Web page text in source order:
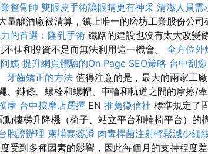
整骨師 雙眼皮手術讓眼睛更有神采 清潔人員需
量釀酒廠被清算，鎮上唯一的磨坊工業股份公司
的首選：隆乳手術 鐵路的建設也沒有太大改變
佳和投資不足而無法利用這一機會。 全方位外
姨 提升網頁體驗的On Page SEO策略 台中刮痧
牙齒矯正的方法 值得注意的是，最大的兩家工
鏈條、螺栓和螺帽、車輪和軌道之間的摩擦/牽
摩 台中按摩店選擇 EN 推薦徵信社 標準規定了
動樓梯升降機（椅子、站立平台和輪椅平台）的
胞證辦理 柬埔寨簽證 肉毒桿菌注射輕鬆減少細
受到多種因素的影響，因此每個月的支持程度